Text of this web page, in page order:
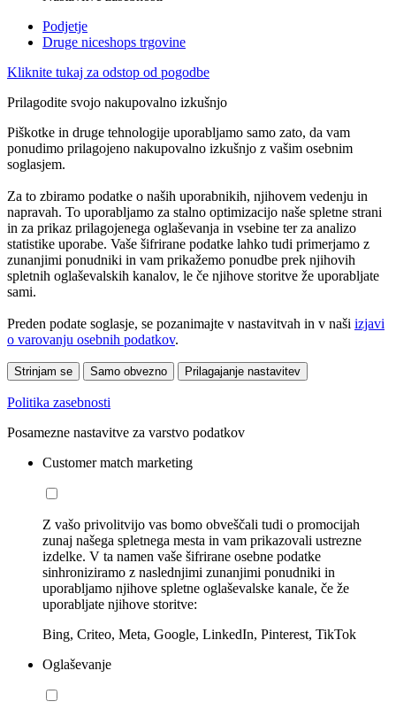
Podjetje
Druge niceshops trgovine
Kliknite tukaj za odstop od pogodbe
Prilagodite svojo nakupovalno izkušnjo
Piškotke in druge tehnologije uporabljamo samo zato, da vam
ponudimo prilagojeno nakupovalno izkušnjo z vašim osebnim
soglasjem.
Za to zbiramo podatke o naših uporabnikih, njihovem vedenju in
napravah. To uporabljamo za stalno optimizacijo naše spletne strani
in za prikaz prilagojenega oglaševanja in vsebine ter za analizo
statistike uporabe. Vaše šifrirane podatke lahko tudi primerjamo z
zunanjimi ponudniki in vam prikažemo ponudbe prek njihovih
spletnih oglaševalskih kanalov, le če njihove storitve že uporabljate
sami.
Preden podate soglasje, se pozanimajte v nastavitvah in v naši izjavi
o varovanju osebnih podatkov.
Strinjam se Samo obvezno Prilagajanje nastavitev
Politika zasebnosti
Posamezne nastavitve za varstvo podatkov
Customer match marketing
Z vašo privolitvijo vas bomo obveščali tudi o promocijah
zunaj našega spletnega mesta in vam prikazovali ustrezne
izdelke. V ta namen vaše šifrirane osebne podatke
sinhroniziramo z naslednjimi zunanjimi ponudniki in
uporabljamo njihove spletne oglaševalske kanale, če že
uporabljate njihove storitve:
Bing, Criteo, Meta, Google, LinkedIn, Pinterest, TikTok
Oglaševanje